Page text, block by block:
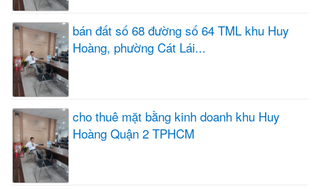
bán đất số 68 đường số 64 TML khu Huy
Hoàng, phường Cát Lái...
cho thuê mặt bằng kinh doanh khu Huy
Hoàng Quận 2 TPHCM